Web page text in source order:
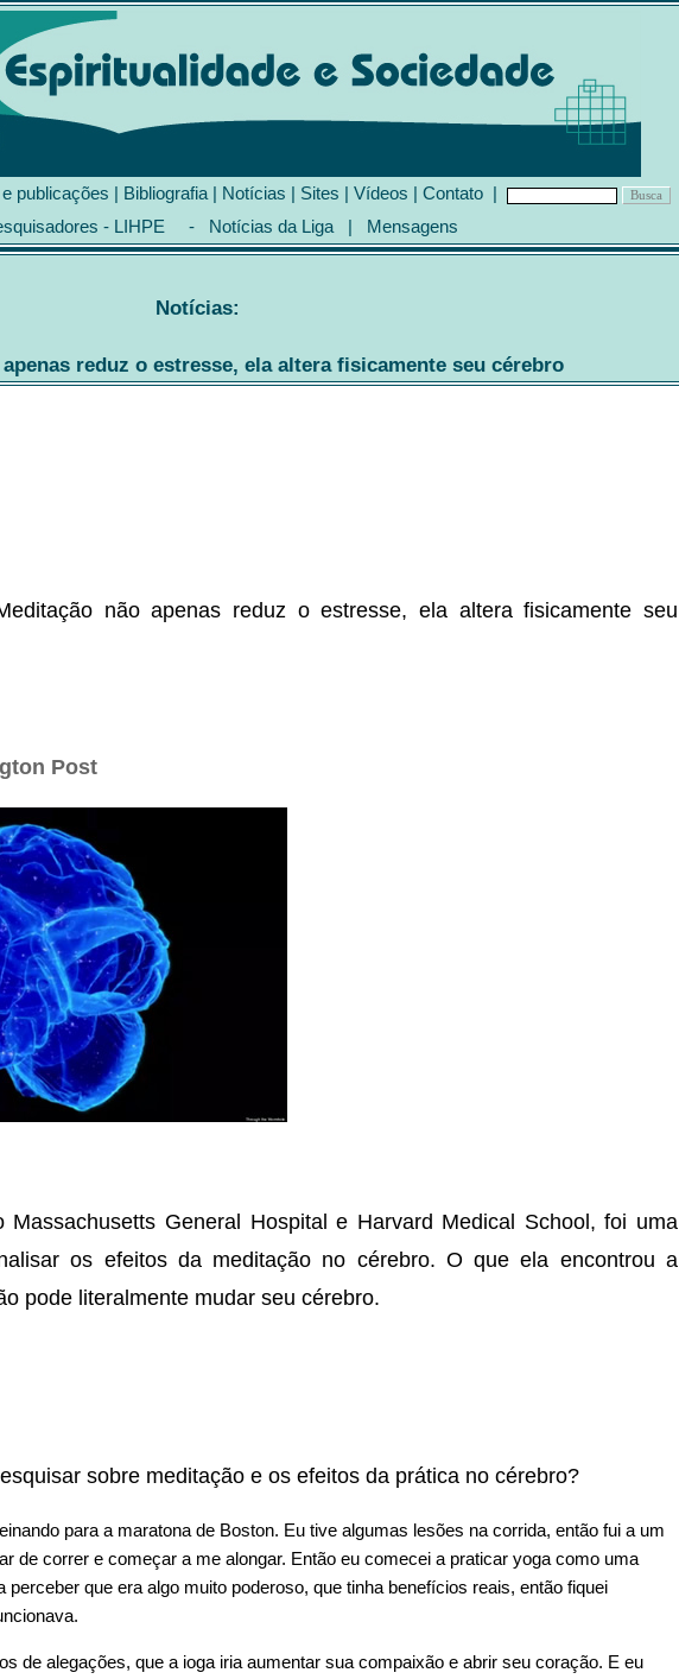
publicações | Bibliografia | Notícias | Sites | Vídeos | Contato |
- LIHPE - Notícias da Liga | Mensagens
Notícias:
reduz o estresse, ela altera fisicamente seu cérebro
não apenas reduz o estresse, ela altera fisicamente seu
Post
Massachusetts General Hospital e Harvard Medical School, foi uma
os efeitos da meditação no cérebro. O que ela encontrou a
pode literalmente mudar seu cérebro.
sobre meditação e os efeitos da prática no cérebro?
para a maratona de Boston. Eu tive algumas lesões na corrida, então fui a um
de correr e começar a me alongar. Então eu comecei a praticar yoga como uma
que era algo muito poderoso, que tinha benefícios reais, então fiquei
de alegações, que a ioga iria aumentar sua compaixão e abrir seu coração. E eu